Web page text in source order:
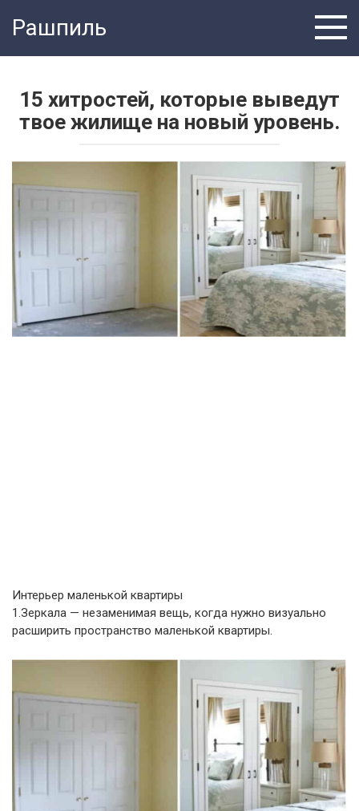
Рашпиль
15 хитростей, которые выведут
твое жилище на новый уровень.
Интерьер маленькой квартиры
1.Зеркала — незаменимая вещь, когда нужно визуально
расширить пространство маленькой квартиры.